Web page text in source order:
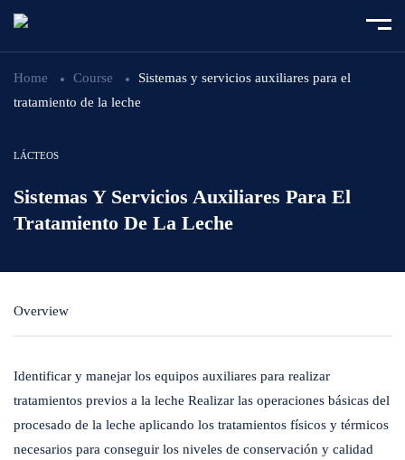
Home Course
Sistemas y servicios auxiliares para el
tratamiento de la leche
LÁCTEOS
Sistemas Y Servicios Auxiliares Para El
Tratamiento De La Leche
Overview
Identificar y manejar los equipos auxiliares para realizar
tratamientos previos a la leche Realizar las operaciones básicas del
procesado de la leche aplicando los tratamientos físicos y térmicos
necesarios para conseguir los niveles de conservación y calidad